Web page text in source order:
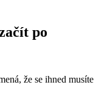
po
že se ihned musíte